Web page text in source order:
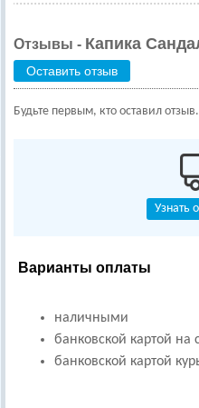
Отзывы - Капика
Оставить отзыв
Будьте первым, кто оставил отзыв.
Узнать
Варианты оплаты
наличными
банковской картой на
банковской картой